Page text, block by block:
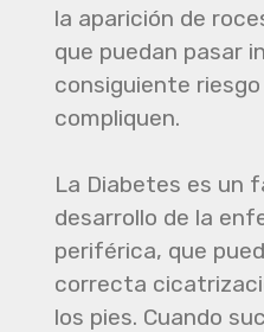
la aparición de
que puedan pasar
consiguiente
compliquen.
La Diabetes es un
desarrollo de la
periférica, que
correcta
los pies. Cuando